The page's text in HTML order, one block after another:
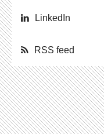
Lin­ke­dIn
RSS feed